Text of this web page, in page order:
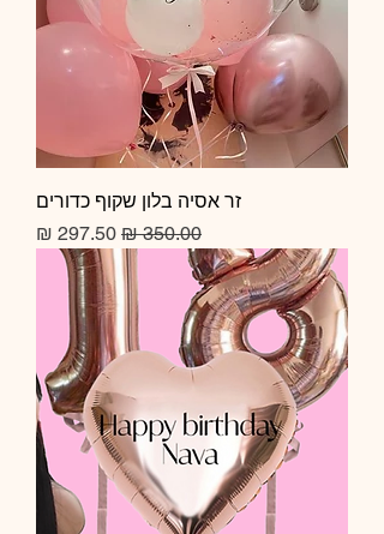
זר אסיה בלון שקוף כדורים
מחיר רגיל מחיר מבצע